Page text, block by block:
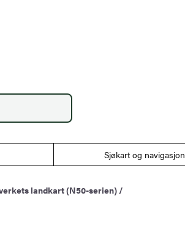
Sjøkart og navigasjon
landkart (N50-serien)/